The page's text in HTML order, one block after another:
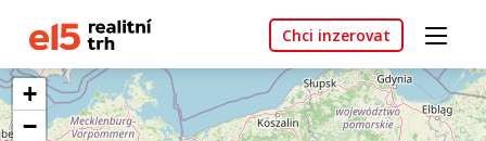
Chci inzerovat
+
−